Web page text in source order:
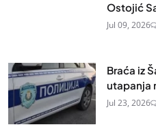
Ostojić
Jul 09, 2026
Braća iz
utapanja
Jul 23, 2026